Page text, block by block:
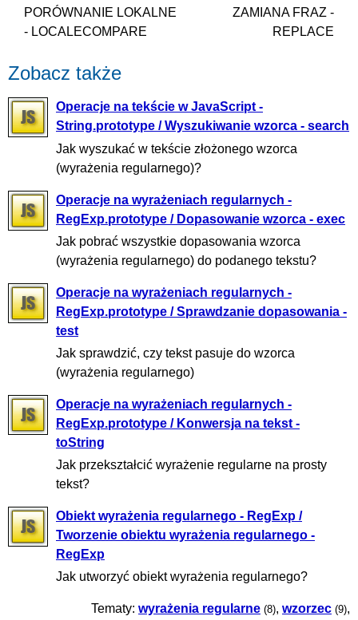
PORÓWNANIE LOKALNE
- LOCALECOMPARE
ZAMIANA FRAZ -
REPLACE
Zobacz także
Operacje na tekście w JavaScript -
String.prototype / Wyszukiwanie wzorca - search
Jak wyszukać w tekście złożonego wzorca
(wyrażenia regularnego)?
Operacje na wyrażeniach regularnych -
RegExp.prototype / Dopasowanie wzorca - exec
Jak pobrać wszystkie dopasowania wzorca
(wyrażenia regularnego) do podanego tekstu?
Operacje na wyrażeniach regularnych -
RegExp.prototype / Sprawdzanie dopasowania -
test
Jak sprawdzić, czy tekst pasuje do wzorca
(wyrażenia regularnego)
Operacje na wyrażeniach regularnych -
RegExp.prototype / Konwersja na tekst -
toString
Jak przekształcić wyrażenie regularne na prosty
tekst?
Obiekt wyrażenia regularnego - RegExp /
Tworzenie obiektu wyrażenia regularnego -
RegExp
Jak utworzyć obiekt wyrażenia regularnego?
Tematy: wyrażenia regularne (8), wzorzec (9),